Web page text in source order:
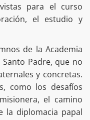
para el curso
el estudio y
de la Academia
Padre, que no
y concretas.
como los desafíos
el camino
la diplomacia papal